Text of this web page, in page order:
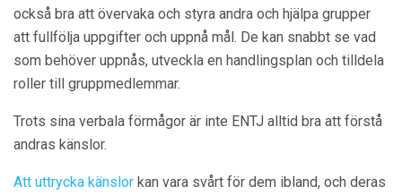
också bra att övervaka och styra andra och hjälpa grupper
att fullfölja uppgifter och uppnå mål. De kan snabbt se vad
som behöver uppnås, utveckla en handlingsplan och tilldela
roller till gruppmedlemmar.
Trots sina verbala förmågor är inte ENTJ alltid bra att förstå
andras känslor.
Att uttrycka känslor kan vara svårt för dem ibland, och deras